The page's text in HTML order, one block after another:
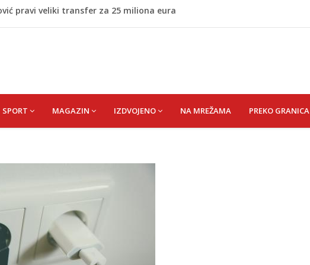
roditelja radi dok razgovara s tinejdžerima
Ćoralić) Alije
SPORT MAGAZIN IZDVOJENO NA MREŽAMA PREKO GRANICA